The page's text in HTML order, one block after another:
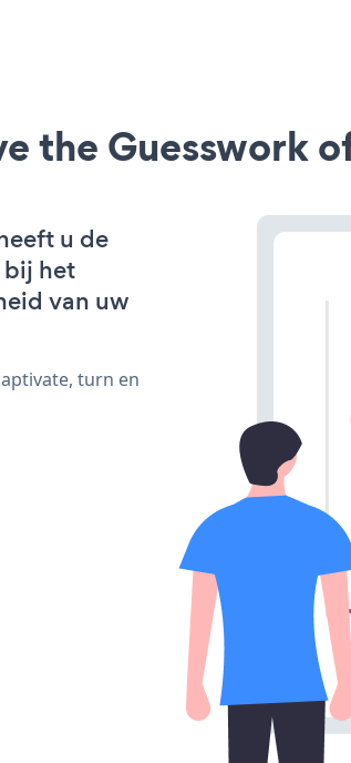
the Guesswork
u de
het
van uw
turn en